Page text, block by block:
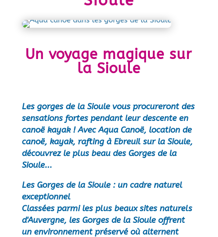
Un voyage magique sur
la Sioule
Les gorges de la Sioule vous procureront des
sensations fortes pendant leur descente en
canoë kayak ! Avec Aqua Canoë, location de
canoë, kayak, rafting à Ebreuil sur la Sioule,
découvrez le plus beau des Gorges de la
Sioule...
Les Gorges de la Sioule : un cadre naturel
exceptionnel
Classées parmi les plus beaux sites naturels
d'Auvergne, les Gorges de la Sioule offrent
un environnement préservé où alternent